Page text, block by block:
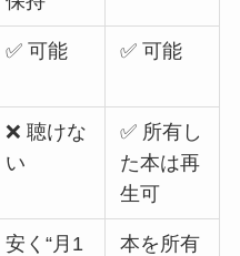
✅ 可能 ✅ 可能
❌ 聴けな
い
✅ 所有し
た本は再
生可
安く“月1
本を所有